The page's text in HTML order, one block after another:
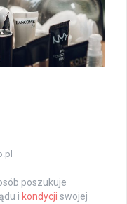
poszukuje
i kondycji swojej